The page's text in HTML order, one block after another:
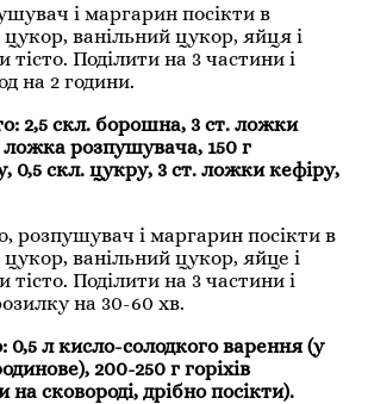
і маргарин посікти в
ванільний цукор, яйця і
тісто. Поділити на 3 частини і
на 2 години.
2,5 скл. борошна, 3 ст. ложки
ложка розпушувача, 150 г
0,5 скл. цукру, 3 ст. ложки кефіру,
розпушувач і маргарин посікти в
ванільний цукор, яйце і
тісто. Поділити на 3 частини і
на 30-60 хв.
0,5 л кисло-солодкого варення (у
200-250 г горіхів
на сковороді, дрібно посікти).